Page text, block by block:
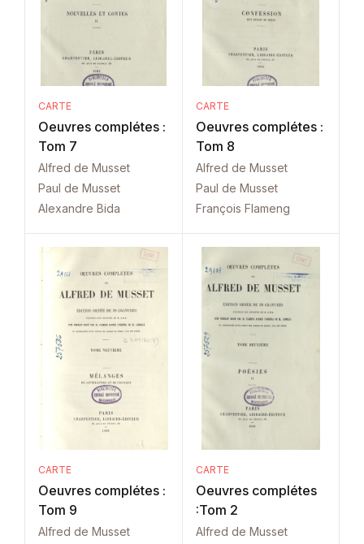
CARTE
Oeuvres complétes :
Tom 7
Alfred de Musset
Paul de Musset
Alexandre Bida
CARTE
Oeuvres complétes :
Tom 8
Alfred de Musset
Paul de Musset
François Flameng
CARTE
Oeuvres complétes :
Tom 9
Alfred de Musset
CARTE
Oeuvres complétes
:Tom 2
Alfred de Musset